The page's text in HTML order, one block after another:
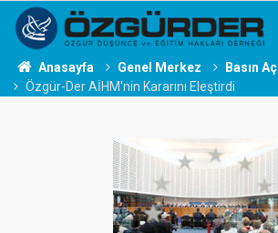
Anasayfa Genel Merkez
Basın
Özgür-Der AİHM'nin Kararını Eleştirdi